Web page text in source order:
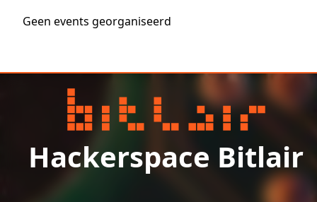
Geen events georganiseerd
Hackerspace Bitlair